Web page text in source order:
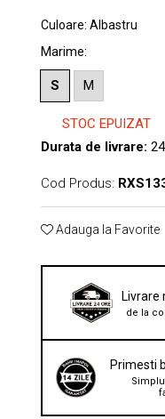
Culoare: Albastru
Marime:
S M
STOC EPUIZAT
Durata de livrare:
Cod Produs:
Adauga la Favorite
Livrare
de la
Primesti